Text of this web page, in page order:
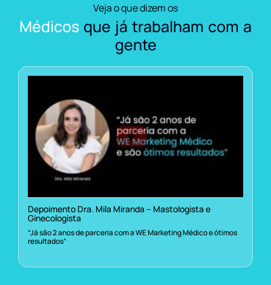
Veja o que dizem os
Médicos que já trabalham com a
gente
Depoimento Dra. Mila Miranda – Mastologista e
Ginecologista
“Já são 2 anos de parceria com a WE Marketing Médico e ótimos
resultados”